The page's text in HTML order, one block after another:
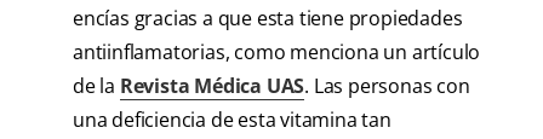
encías gracias a que esta tiene propiedades
antiinflamatorias, como menciona un artículo
de la Revista Médica UAS. Las personas con
una deficiencia de esta vitamina tan